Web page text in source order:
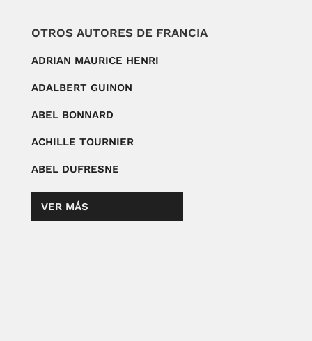
OTROS AUTORES DE FRANCIA
ADRIAN MAURICE HENRI
ADALBERT GUINON
ABEL BONNARD
ACHILLE TOURNIER
ABEL DUFRESNE
VER MÁS